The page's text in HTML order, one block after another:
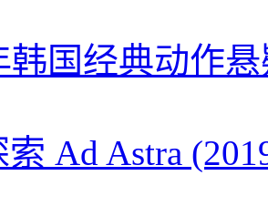
韩国经典动作
Ad Astra